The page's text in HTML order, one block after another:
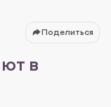
Поделиться
в